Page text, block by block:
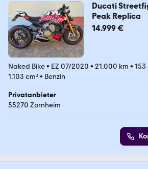
Ducati
Peak Replica
14.999 €
Naked Bike• EZ 07/2020 • 21.000 km • 153
1.103 cm³• Benzin
Privatanbieter
55270 Zornheim